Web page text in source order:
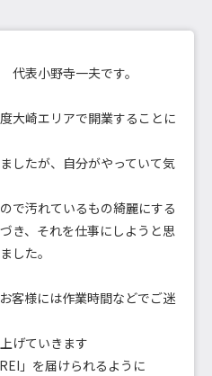
表小野寺一夫です。
大崎エリアで開業することに
したが、自分がやっていて気
で汚れているもの綺麗にする
き、それを仕事にしようと思
した。
客様には作業時間などでご迷
げていきます
」を届けられるように